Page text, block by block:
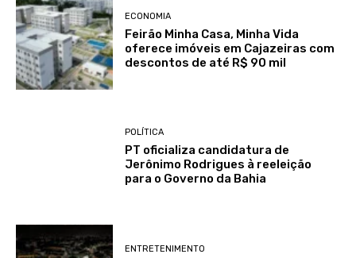
ECONOMIA
Feirão Minha Casa, Minha Vida
oferece imóveis em Cajazeiras com
descontos de até R$ 90 mil
POLÍTICA
PT oficializa candidatura de
Jerônimo Rodrigues à reeleição
para o Governo da Bahia
ENTRETENIMENTO